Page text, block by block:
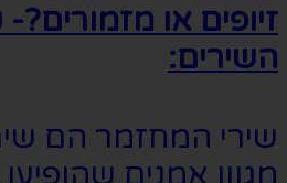
זיופים או
השירים:
שירי המחזמר הם